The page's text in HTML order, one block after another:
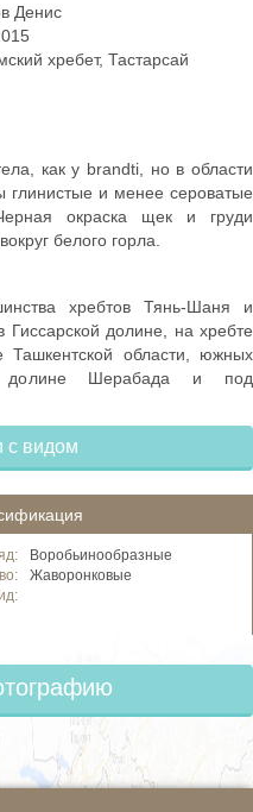
Денис
хребет, Тастарсай
как у brandti, но в области
глинистые и менее сероватые
окраска щек и груди
белого горла.
хребтов Тянь-Шаня и
долине, на хребте
Ташкентской области, южных
долине Шерабада и под
с видом
Воробьинообразные
Жаворонковые